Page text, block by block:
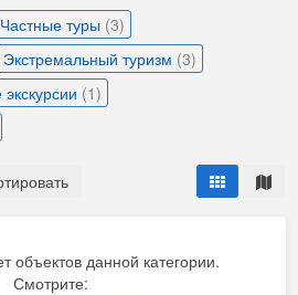
Частные туры (3)
Экстремальный туризм (3)
(1)
объектов данной категории.
Смотрите: